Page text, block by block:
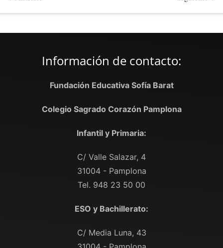
Información de contacto:
Fundación Educativa Sofía Barat
Colegio Sagrado Corazón Pamplona
Infantil y Primaria:
C/ Valle Salazar, 4
31004 - Pamplona
Tel. 948 23 50 00
ESO y Bachillerato:
C/ Media Luna, 43